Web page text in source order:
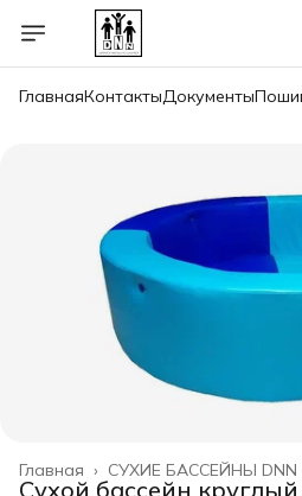
ГлавнаяКонтактыДокументы
СУХИЕ БАССЕЙНЫ DNN
Главная ›
Сухой бассейн